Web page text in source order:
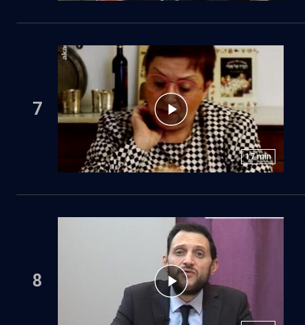
7
17 min
8